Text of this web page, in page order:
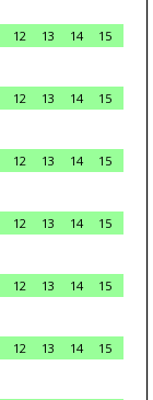
12 13 14
15
12 13 14
15
12 13 14
15
12 13 14
15
12 13 14
15
12 13 14
15